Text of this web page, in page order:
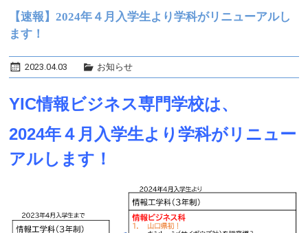
【速報】2024年４月入学生より学科がリニューアルし
ます！
2023.04.03 お知らせ
YIC情報ビジネス専門学校は、
2024年４月入学生より学科がリニュー
アルします！